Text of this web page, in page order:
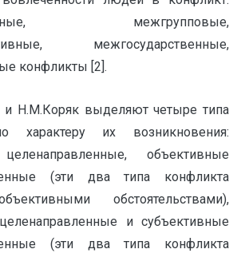
межгрупповые,
межгосударственные,
конфликты [2].
Н.М.Коряк выделяют четыре типа
характеру их возникновения:
объективные
(эти два типа конфликта
обстоятельствами),
и субъективные
(эти два типа конфликта